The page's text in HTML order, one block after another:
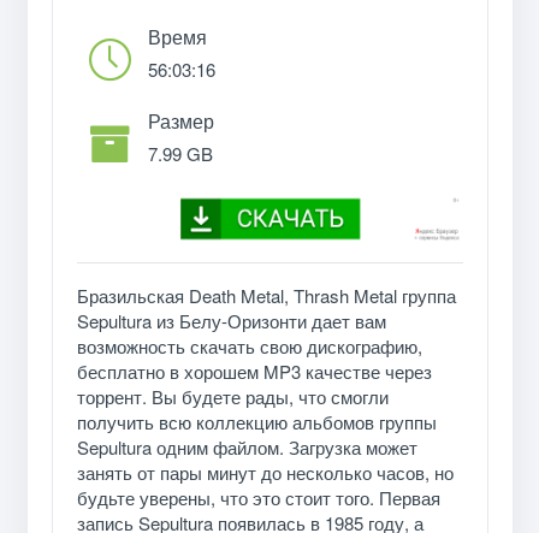
Время
56:03:16
Размер
7.99 GB
Бразильская Death Metal, Thrash Metal группа
Sepultura из Белу-Оризонти дает вам
возможность скачать свою дискографию,
бесплатно в хорошем MP3 качестве через
торрент. Вы будете рады, что смогли
получить всю коллекцию альбомов группы
Sepultura одним файлом. Загрузка может
занять от пары минут до несколько часов, но
будьте уверены, что это стоит того. Первая
запись Sepultura появилась в 1985 году, а